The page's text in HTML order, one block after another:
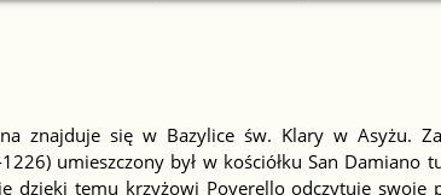
znajduje się w Bazylice św. Klary w Asyżu.
umieszczony był w kościółku San Damiano
dzięki temu krzyżowi Poverello odczytuje swoje